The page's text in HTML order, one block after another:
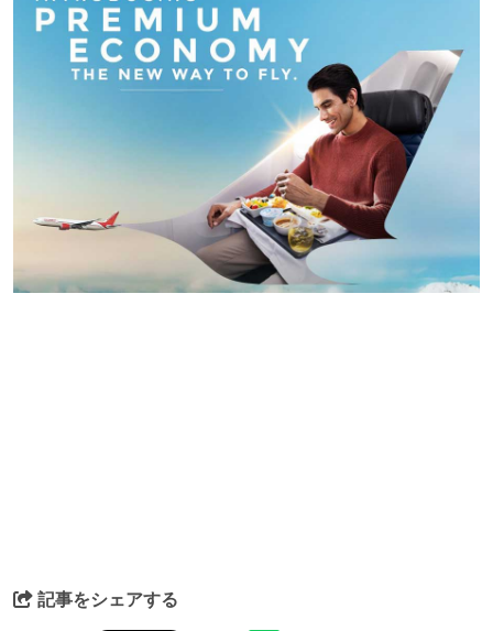
記事をシェアする